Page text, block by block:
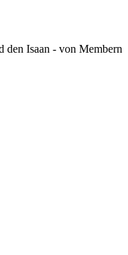
den Isaan - von Membern